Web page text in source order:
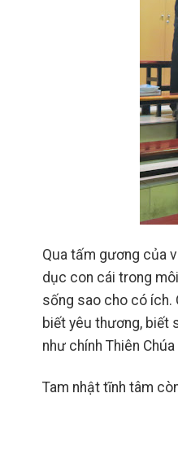
Qua tấm gương của
dục con cái trong
sống sao cho có ích.
biết yêu thương, biết
như chính Thiên
Tam nhật tĩnh tâm